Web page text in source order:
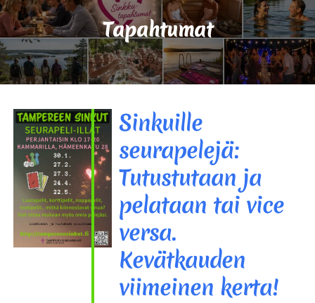
Tapahtumat
Sinkuille
seurapelejä:
Tutustutaan ja
pelataan tai vice
versa.
Kevätkauden
viimeinen kerta!